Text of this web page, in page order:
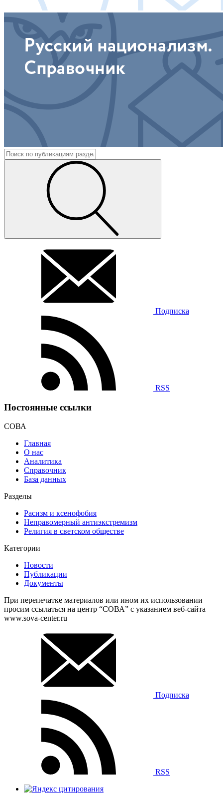
Подписка
RSS
Постоянные ссылки
СОВА
Главная
О нас
Аналитика
Справочник
База данных
Разделы
Расизм и ксенофобия
Неправомерный антиэкстремизм
Религия в светском обществе
Категории
Новости
Публикации
Документы
При перепечатке материалов или ином их использовании
просим ссылаться на центр “СОВА” с указанием веб-сайта
www.sova-center.ru
Подписка
RSS